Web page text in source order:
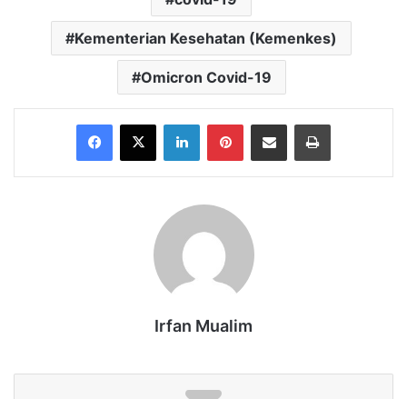
Kementerian Kesehatan (Kemenkes)
Omicron Covid-19
Facebook
X LinkedInPinterestShare via Email Print
Irfan Mualim